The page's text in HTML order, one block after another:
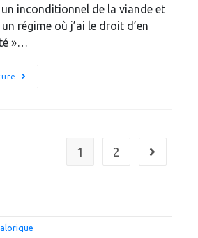
inconditionnel de la viande et
régime où j’ai le droit d’en
»…
1 2